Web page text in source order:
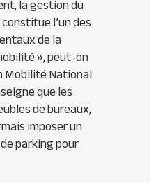
la gestion du
l’un des
de la
», peut-on
Mobilité National
que les
de bureaux,
imposer un
parking pour